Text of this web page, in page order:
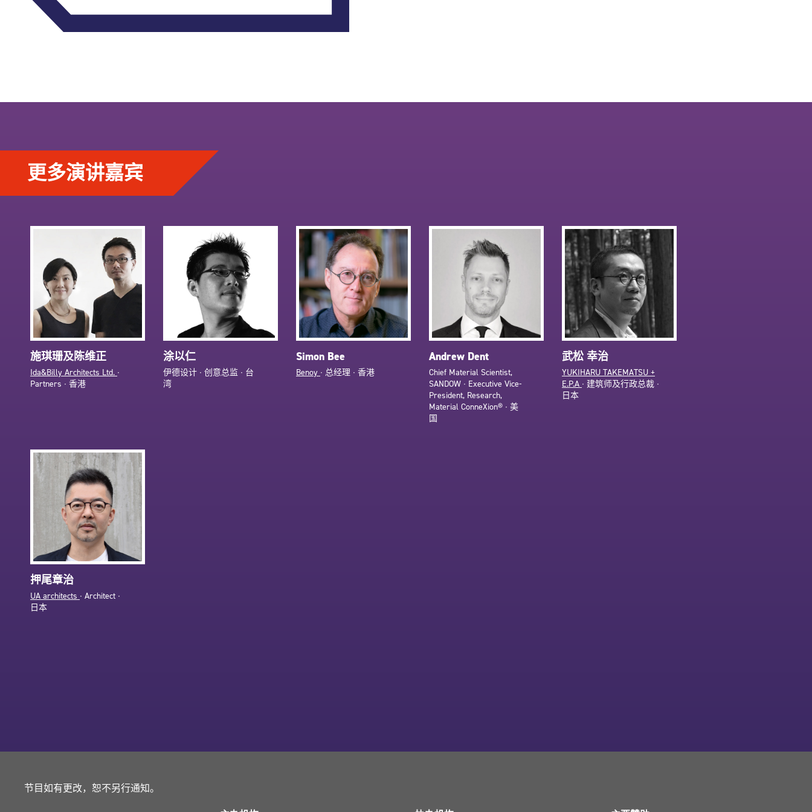
更多演讲嘉宾
施琪珊及陈维正
Ida&Billy Architects Ltd. ∙
Partners ∙ 香港
涂以仁
伊德设计 ∙ 创意总监 ∙ 台
湾
Simon Bee
Benoy ∙ 总经理 ∙ 香港
Andrew Dent
Chief Material Scientist,
SANDOW ∙ Executive Vice-
President, Research,
Material ConneXion® ∙ 美
国
武松 幸治
YUKIHARU TAKEMATSU +
E.P.A ∙ 建筑师及行政总裁 ∙
日本
押尾章治
UA architects ∙ Architect ∙
日本
节目如有更改，恕不另行通知。